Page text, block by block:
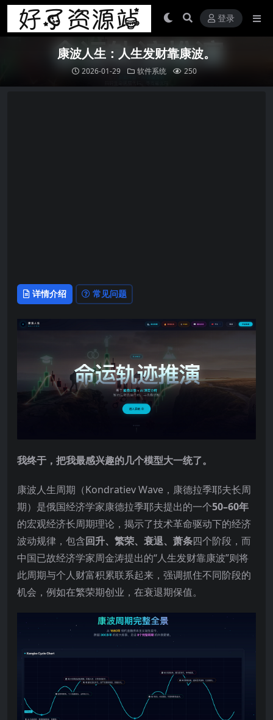
登录
康波人生：人生发财靠康波。
2026-01-29 软件系统 250
详情介绍 常见问题
我终于，把我最感兴趣的几个模型大一统了。
康波人生周期（Kondratiev Wave，康德拉季耶夫长周
期）是俄国经济学家康德拉季耶夫提出的一个50–60年
的宏观经济长周期理论，揭示了技术革命驱动下的经济
波动规律，包含回升、繁荣、衰退、萧条四个阶段，而
中国已故经济学家周金涛提出的“人生发财靠康波”则将
此周期与个人财富积累联系起来，强调抓住不同阶段的
机会，例如在繁荣期创业，在衰退期保值。